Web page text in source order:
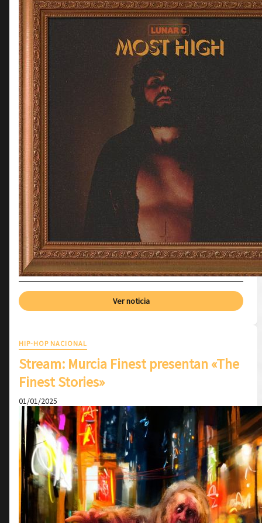
Ver noticia
HIP-HOP NACIONAL
Stream: Murcia Finest presentan «The
Finest Stories»
01/01/2025